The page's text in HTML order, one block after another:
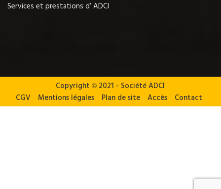
Services et prestations d’ ADCI
Copyright© 2021 - Société ADCI
CGV
Mentions légales Plan de site Accès Contact